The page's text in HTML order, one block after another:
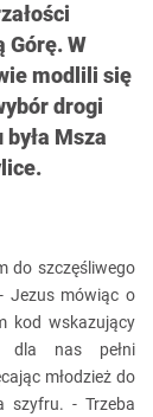
Górę. W
modlili się
drogi
Msza
do szczęśliwego
Jezus mówiąc o
kod wskazujący
dla nas pełni
młodzież do
szyfru. - Trzeba